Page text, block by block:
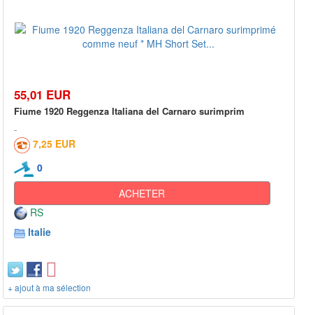
55,01 EUR
Fiume 1920 Reggenza Italiana del Carnaro surimprim
7,25 EUR
0
ACHETER
RS
Italie
+ ajout à ma sélection